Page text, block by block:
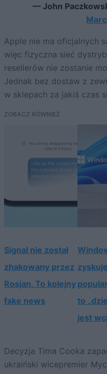
— John
Apple nie ma oficjalnych
więc fizyczna sieć
resellerów nie zostanie
Jednak bez dostaw z
w sklepach za jakiś czas
ZOBACZ RÓWNIEŻ
Signal nie został
zhakowany przez
Rosjan. To kolejny
fake news
zyskuje
to
jest
Decyzja Tima Cooka
ukraiński wicepremier